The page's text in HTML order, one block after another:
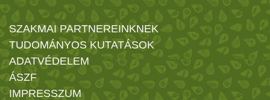
SZAKMAI PARTNEREINKNEK
TUDOMÁNYOS KUTATÁSOK
ADATVÉDELEM
ÁSZF
IMPRESSZUM